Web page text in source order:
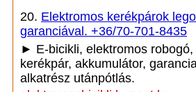
20. Elektromos kerékpárok
garanciával. +36/70-701-8435
► E-bicikli, elektromos robogó,
kerékpár, akkumulátor,
alkatrész utánpótlás.